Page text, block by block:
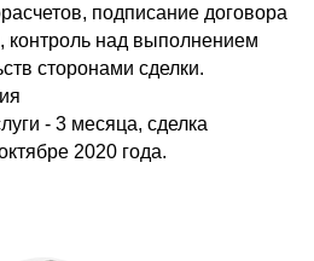
подписание договора
контроль над выполнением
сторонами сделки.
- 3 месяца, сделка
2020 года.